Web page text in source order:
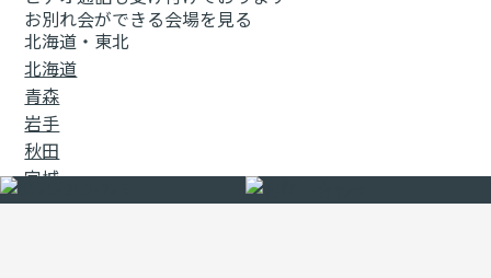
お別れ会ができる会場を見る
北海道・東北
北海道
青森
岩手
秋田
宮城
山形